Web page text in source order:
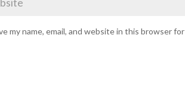
my name, email, and website in this browser